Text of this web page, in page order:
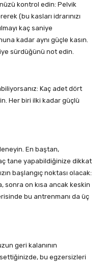
kontrol edin: Pelvik
(bu kasları idrarınızı
kaç saniye
kadar aynı güçle kasın.
sürdüğünü not edin.
Kaç adet dört
Her biri ilki kadar güçlü
En baştan,
tane yapabildiğinize dikkat
başlangıç noktası olacak:
sonra on kısa ancak keskin
bu antrenmanı da üç
geri kalanının
bu egzersizleri